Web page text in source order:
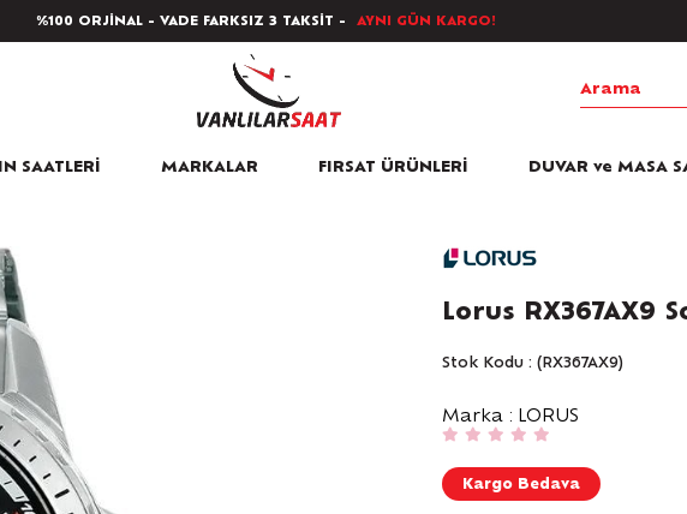
%100 ORJİNAL - VADE FARKSIZ 3 TAKSİT - AYNI GÜN KARGO!
SAATLERİ MARKALAR FIRSAT ÜRÜNLERİ DUVAR ve MASA
Lorus RX367AX9
Stok Kodu (RX367AX9)
Marka : LORUS
Kargo Bedava